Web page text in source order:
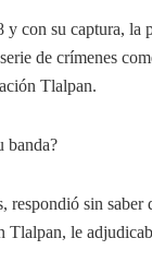
y con su captura, la
de crímenes
Tlalpan.
banda?
respondió sin saber
Tlalpan, le